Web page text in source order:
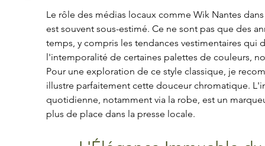
Le rôle des médias locaux comme Wik Nantes
est souvent sous-estimé. Ce ne sont pas que des
temps, y compris les tendances vestimentaires qui
l'intemporalité de certaines palettes de couleurs,
Pour une exploration de ce style classique, je
illustre parfaitement cette douceur chromatique.
quotidienne, notamment via la robe, est un
plus de place dans la presse locale.